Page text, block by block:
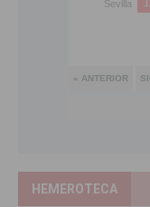
HEMEROTECA